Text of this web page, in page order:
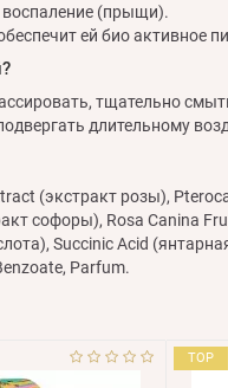
воспаление (прыщи).
ей био активное
тщательно
длительному
(экстракт розы),
софоры), Rosa Canina
Succinic Acid
Parfum.
TOP